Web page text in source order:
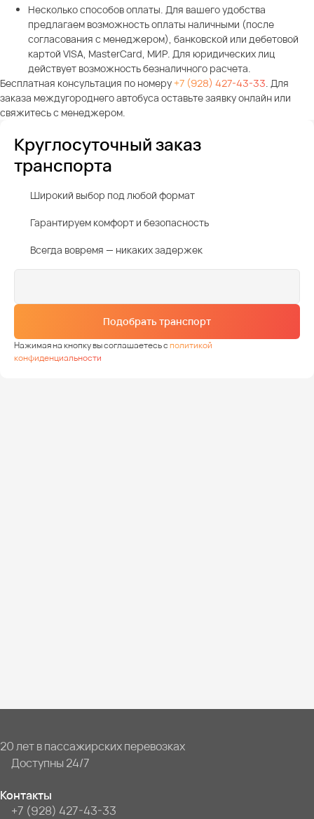
Несколько способов оплаты. Для вашего удобства
предлагаем возможность оплаты наличными (после
согласования с менеджером), банковской или дебетовой
картой VISA, MasterCard, МИР. Для юридических лиц
действует возможность безналичного расчета.
Бесплатная консультация по номеру+7 (928) 427-43-33. Для
заказа междугороднего автобуса оставьте заявку онлайн или
свяжитесь с менеджером.
Круглосуточный заказ
транспорта
Широкий выбор под любой формат
Гарантируем комфорт и безопасность
Всегда вовремя — никаких задержек
Подобрать транспорт
Нажимая на кнопку вы соглашаетесь сполитикой
конфиденциальности
20 лет в пассажирских перевозках
Доступны 24/7
Контакты
+7 (928) 427-43-33